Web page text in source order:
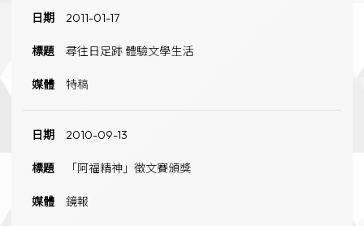
2011-01-17
尋往日足跡 體驗文學生活
特稿
2010-09-13
「阿福精神」徵文賽頒獎
鏡報